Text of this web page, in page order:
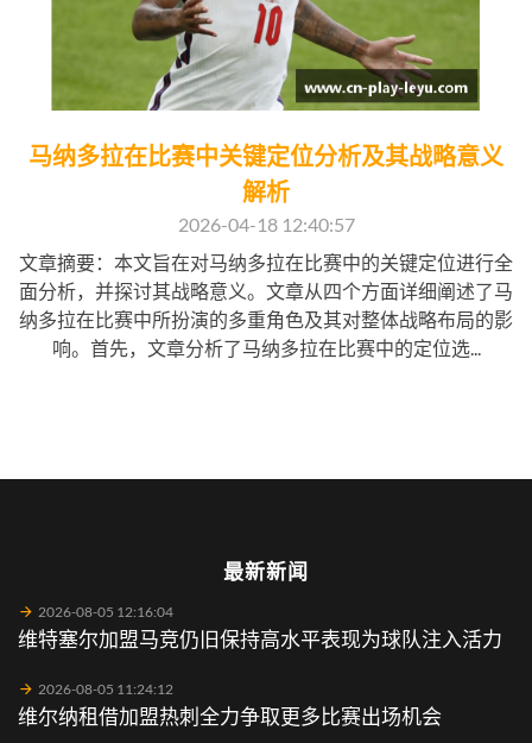
马纳多拉在比赛中关键定位分析及其战略意义
解析
2026-04-18 12:40:57
文章摘要：本文旨在对马纳多拉在比赛中的关键定位进行全
面分析，并探讨其战略意义。文章从四个方面详细阐述了马
纳多拉在比赛中所扮演的多重角色及其对整体战略布局的影
响。首先，文章分析了马纳多拉在比赛中的定位选...
最新新闻
2026-08-05 12:16:04
维特塞尔加盟马竞仍旧保持高水平表现为球队注入活力
2026-08-05 11:24:12
维尔纳租借加盟热刺全力争取更多比赛出场机会